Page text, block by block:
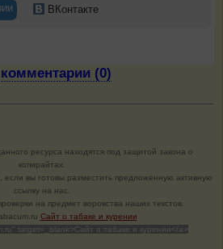
ВКонтакте
(0)
ресурса находятся под защитой закона о
копирайтах.
если вы готовы разместить предложенную активную
ссылку на нас.
на предмет воровства наших текстов.
Сайт о табаке и курении
target=_blank>Сайт о табаке и курении</a>